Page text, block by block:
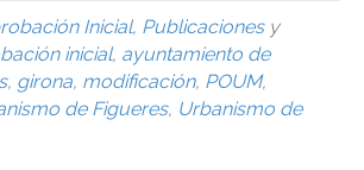
Inicial, Publicacionesy
inicial, ayuntamiento de
, girona, modificación, POUM,
de Figueres, Urbanismo de